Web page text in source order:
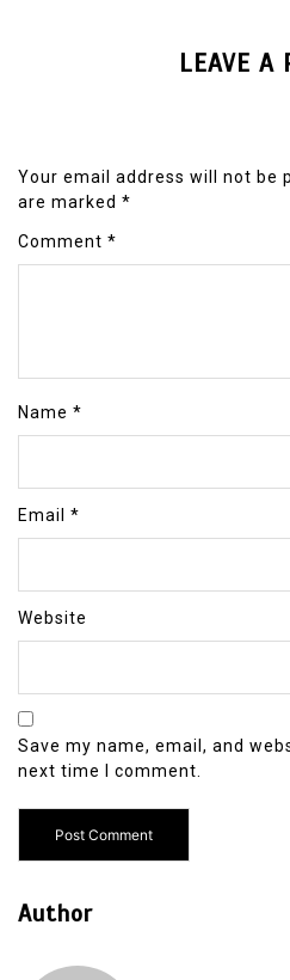
LEAVE A
Your email address will not be
are marked *
Comment *
Name *
Email *
Website
Save my name, email, and
next time I comment.
Author